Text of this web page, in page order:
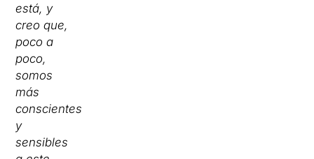
está, y
creo que,
poco a
poco,
somos
más
conscientes
y
sensibles